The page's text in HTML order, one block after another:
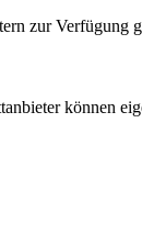
zur Verfügung
können